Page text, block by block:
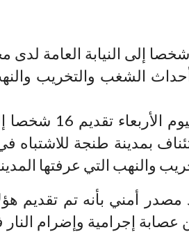
تم اليوم الأربعاء تقديم 16 شخصا إلى
الشغب والتخريب
تم اليوم
بمدينة طنجة
والنهب التي عرفتها
مصدر أمني بأنه تم تقديم
عصابة إجرامية وإضرام